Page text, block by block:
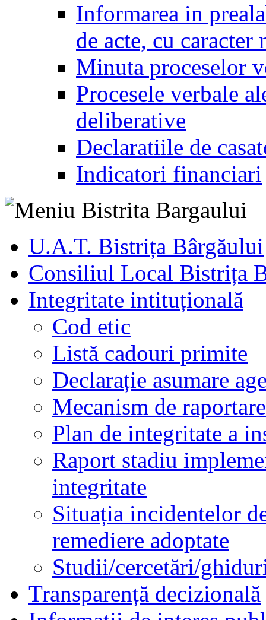
Informarea in
de acte, cu caracter
Minuta proceselor
Procesele verbale
deliberative
Declaratiile de
Indicatori financiari
U.A.T. Bistrița Bârgăului
Consiliul Local Bistrița
Integritate intituțională
Cod etic
Listă cadouri primite
Declarație asumare
Mecanism de
Plan de integritate a
Raport stadiu
integritate
Situația incidentelor
remediere adoptate
Studii/cercetări/
Transparență decizională